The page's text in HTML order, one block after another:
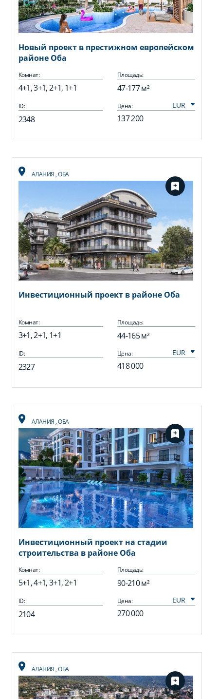
Новый проект в престижном европейском
районе Оба
Комнат:
4+1, 3+1, 2+1, 1+1
Площадь:
47-177 м²
ID:
2348
Цена:
137 200
АЛАНИЯ,ОБА
Инвестиционный проект в районе Оба
Комнат:
3+1, 2+1, 1+1
Площадь:
44-165 м²
ID:
2327
Цена:
418 000
АЛАНИЯ,ОБА
Инвестиционный проект на стадии
строительства в районе Оба
Комнат:
5+1, 4+1, 3+1, 2+1
Площадь:
90-210 м²
ID:
2104
Цена:
270 000
АЛАНИЯ,ОБА